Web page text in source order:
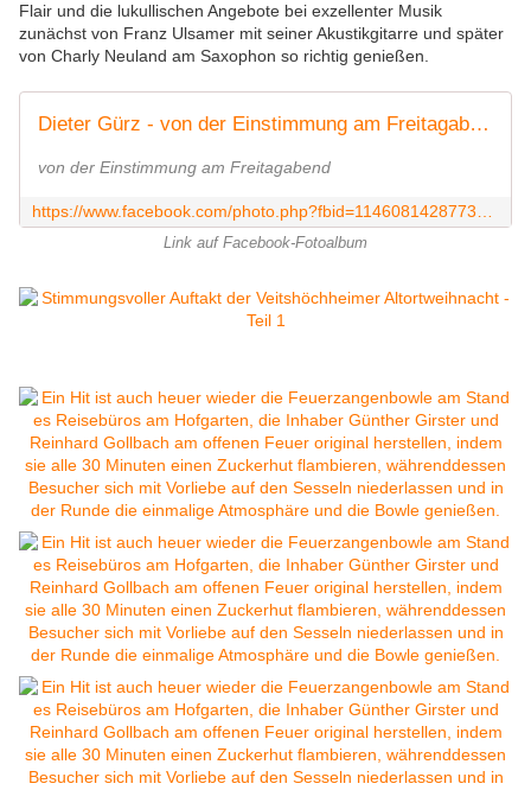
Flair und die lukullischen Angebote bei exzellenter Musik
zunächst von Franz Ulsamer mit seiner Akustikgitarre und später
von Charly Neuland am Saxophon so richtig genießen.
Dieter Gürz - von der Einstimmung am Freitagabend | Facebook
von der Einstimmung am Freitagabend
Link auf Facebook-Fotoalbum